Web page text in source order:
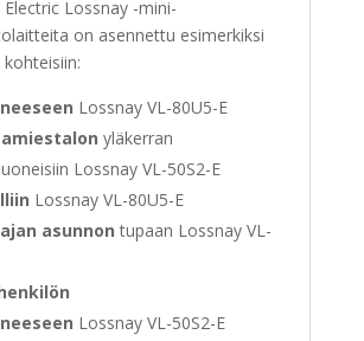
Lossnay -mini-
on asennettu esimerkiksi
Lossnay VL-80U5-E
yläkerran
Lossnay VL-50S2-E
Lossnay VL-80U5-E
asunnontupaan Lossnay VL-
Lossnay VL-50S2-E